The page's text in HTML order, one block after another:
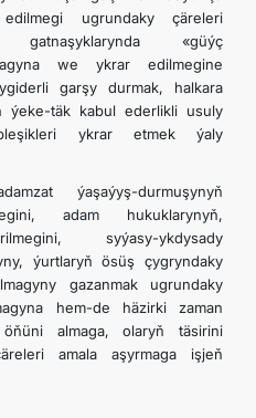
ugrundaky çäreleri
gatnaşyklarynda «güýç
we ykrar edilmegine
garşy durmak, halkara
ýeke-täk kabul ederlikli usuly
ykrar etmek ýaly
ýaşaýyş-durmuşynyň
adam hukuklarynyň,
syýasy-ykdysady
ýurtlaryň ösüş çygryndaky
gazanmak ugrundaky
hem-de häzirki zaman
almaga, olaryň täsirini
amala aşyrmaga işjeň